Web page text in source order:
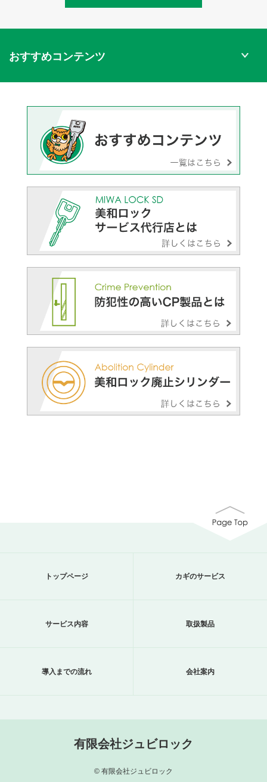
おすすめコンテンツ
トップページ カギのサービス
サービス内容 取扱製品
導入までの流れ 会社案内
有限会社ジュビロック
© 有限会社ジュビロック